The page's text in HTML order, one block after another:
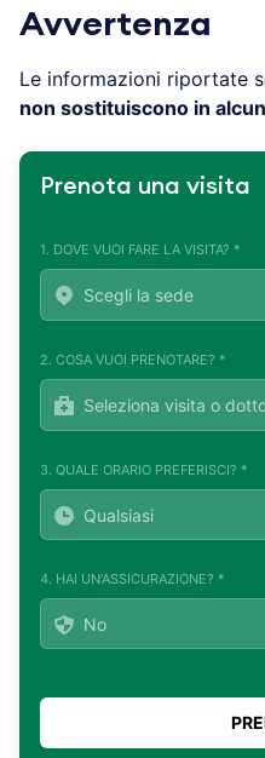
Avvertenza
Le informazioni riportate
non sostituiscono in
Prenota una visita
1. DOVE VUOI FARE LA VISITA? *
2. COSA VUOI PRENOTARE? *
3. QUALE ORARIO PREFERISCI? *
4. HAI UN'ASSICURAZIONE? *